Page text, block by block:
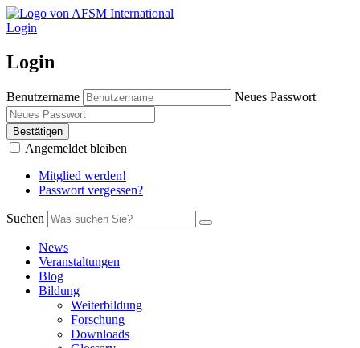
Login
Login
Benutzername Neues Passwort
Bestätigen
Angemeldet bleiben
Mitglied werden!
Passwort vergessen?
Suchen
News
Veranstaltungen
Blog
Bildung
Weiterbildung
Forschung
Downloads